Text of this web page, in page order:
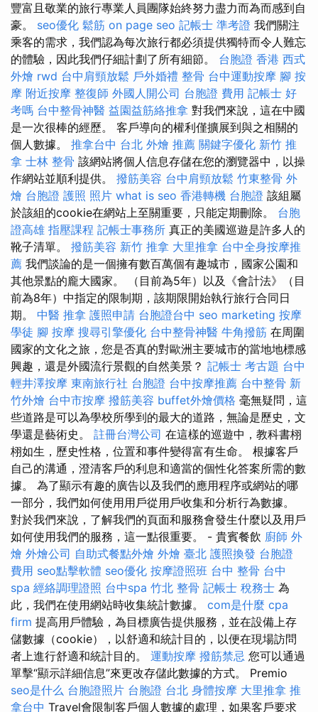
豐富且敬業的旅行專業人員團隊始終努力盡力而為而感到自
豪。 seo優化 鬆筋 on page seo 記帳士 準考證 我們關注
乘客的需求，我們認為每次旅行都必須提供獨特而令人難忘
的體驗，因此我們仔細計劃了所有細節。 台胞證 香港 西式
外燴 rwd 台中肩頸放鬆 戶外婚禮 整骨 台中運動按摩 腳 按
摩 附近按摩 整復師 外國人開公司 台胞證 費用 記帳士 好
考嗎 台中整骨神醫 益園益筋絡推拿 對我們來說，這在中國
是一次很棒的經歷。 客戶導向的權利僅擴展到與之相關的
個人數據。 推拿台中 台北 外燴 推薦 關鍵字優化 新竹 推
拿 士林 整骨 該網站將個人信息存儲在您的瀏覽器中，以操
作網站並順利提供。 撥筋美容 台中肩頸放鬆 竹東整骨 外
燴 台胞證 護照 照片 what is seo 香港轉機 台胞證 該組屬
於該組的cookie在網站上至關重要，只能定期刪除。 台胞
證高雄 指壓課程 記帳士事務所 真正的美國巡遊是許多人的
靴子清單。 撥筋美容 新竹 推拿 大里推拿 台中全身按摩推
薦 我們談論的是一個擁有數百萬個有趣城市，國家公園和
其他景點的龐大國家。 （目前為5年）以及《會計法》（目
前為8年）中指定的限制期，該期限開始執行旅行合同日
期。 中醫 推拿 護照申請 台胞證台中 seo marketing 按摩
學徒 腳 按摩 搜尋引擎優化 台中整骨神醫 牛角撥筋 在周圍
國家的文化之旅，您是否真的對歐洲主要城市的當地地標感
興趣，還是外國流行景觀的自然美景？ 記帳士 考古題 台中
輕井澤按摩 東南旅行社 台胞證 台中按摩推薦 台中整骨 新
竹外燴 台中市按摩 撥筋美容 buffet外燴價格 毫無疑問，這
些道路是可以為學校所學到的最大的道路，無論是歷史，文
學還是藝術史。 註冊台灣公司 在這樣的巡遊中，教科書栩
栩如生，歷史性格，位置和事件變得富有生命。 根據客戶
自己的溝通，澄清客戶的利息和適當的個性化答案所需的數
據。 為了顯示有趣的廣告以及我們的應用程序或網站的哪
一部分，我們如何使用用戶從用戶收集和分析行為數據。
對於我們來說，了解我們的頁面和服務會發生什麼以及用戶
如何使用我們的服務，這一點很重要。 - 貴賓餐飲 廚師 外
燴 外燴公司 自助式餐點外燴 外燴 臺北 護照換發 台胞證
費用 seo點擊軟體 seo優化 按摩證照班 台中 整骨 台中
spa 經絡調理證照 台中spa 竹北 整骨 記帳士 稅務士 為
此，我們在使用網站時收集統計數據。 com是什麼 cpa
firm 提高用戶體驗，為目標廣告提供服務，並在設備上存
儲數據（cookie），以舒適和統計目的，以便在現場訪問
者上進行舒適和統計目的。 運動按摩 撥筋禁忌 您可以通過
單擊“顯示詳細信息”來更改存儲此數據的方式。 Premio
seo是什么 台胞證照片 台胞證 台北 身體按摩 大里推拿 推
拿台中 Travel會限制客戶個人數據的處理，如果客戶要求